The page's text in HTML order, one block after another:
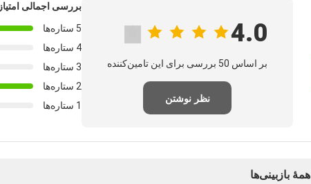
4.0
بر اساس 50 بررسی برای این تامین‌کننده
نظر نوشتن
بررسی اجمالی امتیاز
5 ستاره‌ها
4 ستاره‌ها
3 ستاره‌ها
2 ستاره‌ها
1 ستاره‌ها
همهٔ بازبینی‌ها